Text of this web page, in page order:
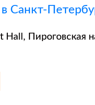
Санкт-
Hall, Пироговская